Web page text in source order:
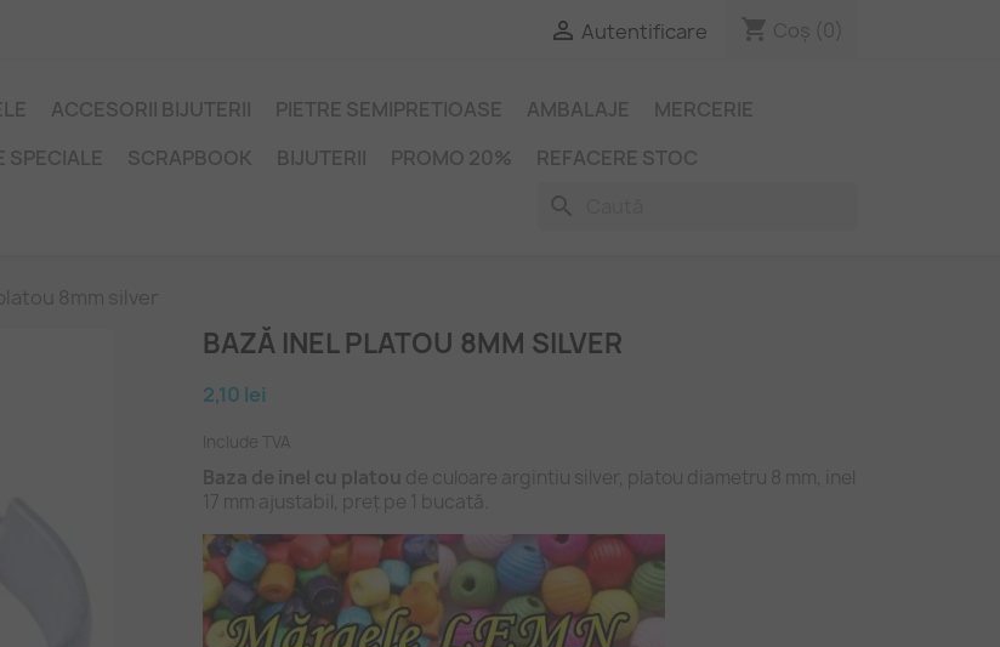
 Autentificare shopping_cart Coș (0)
ACCESORII BIJUTERII PIETRE SEMIPRETIOASE AMBALAJE
MERCERIE
SPECIALE SCRAPBOOK BIJUTERII PROMO 20% REFACERE STOC
search
8mm silver
BAZĂ INEL PLATOU 8MM SILVER
2,10 lei
Include TVA
Baza de inel cu platou de culoare argintiu silver, platou diametru 8 mm, inel
17 mm ajustabil, preț pe 1 bucată.